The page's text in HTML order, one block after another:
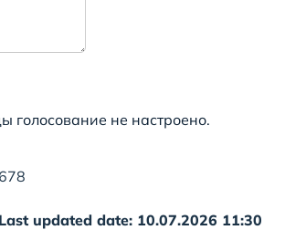
голосование не настроено.
Last updated date: 10.07.2026 11:30